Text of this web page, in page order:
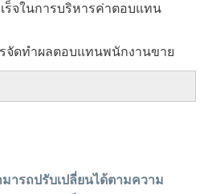
ร็จในการบริหารค่าตอบแทน
จัดทำผลตอบแทนพนักงานขาย
ารถปรับเปลี่ยนได้ตามความ